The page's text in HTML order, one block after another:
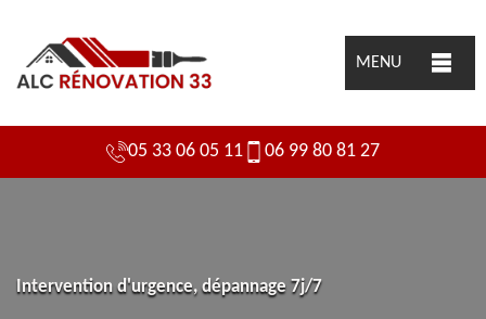
MENU
05 33 06 05 11 06 99 80 81 27
Intervention d'urgence, dépannage 7j/7